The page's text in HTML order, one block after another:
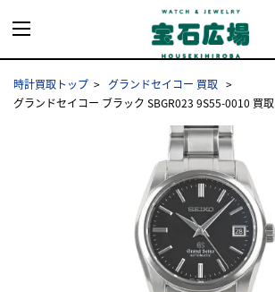
時計買取トップ
グランドセイコー 買取
グランドセイコー ブラック SBGR023 9S55-0010 買取